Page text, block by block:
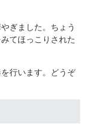
ぎました。ちょう
てほっこりされた
行います。どうぞ